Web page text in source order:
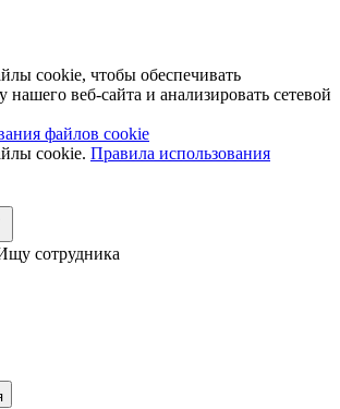
cookie, чтобы обеспечивать
нашего веб-сайта и анализировать сетевой
файлов cookie
cookie. Правила использования
сотрудника